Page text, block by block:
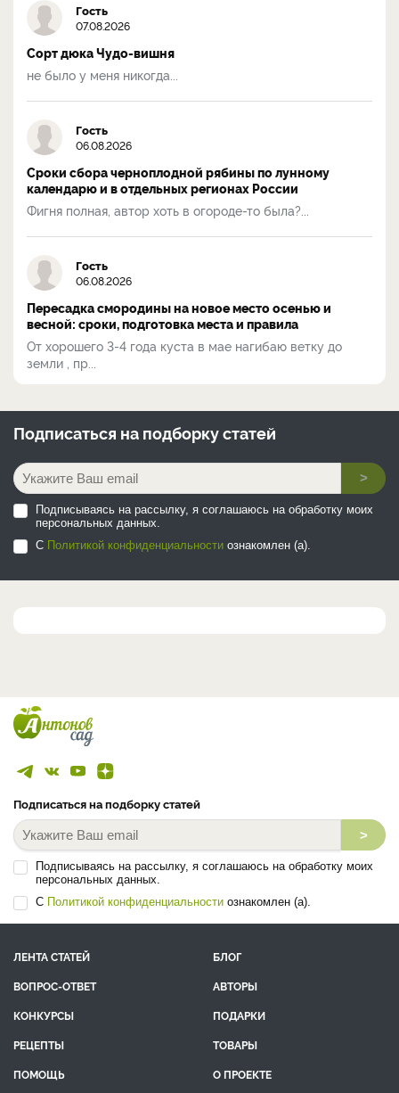
Гость
07.08.2026
Сорт дюка Чудо-вишня
не было у меня никогда...
Гость
06.08.2026
Сроки сбора черноплодной рябины по лунному
календарю и в отдельных регионах России
Фигня полная, автор хоть в огороде-то была?...
Гость
06.08.2026
Пересадка смородины на новое место осенью и
весной: сроки, подготовка места и правила
От хорошего 3-4 года куста в мае нагибаю ветку до
земли , пр...
Подписаться на подборку статей
>
Подписываясь на рассылку, я соглашаюсь на обработку моих
персональных данных.
С Политикой конфиденциальности ознакомлен (а).
Подписаться на подборку статей
>
Подписываясь на рассылку, я соглашаюсь на обработку моих
персональных данных.
С Политикой конфиденциальности ознакомлен (а).
ЛЕНТА СТАТЕЙ
БЛОГ
ВОПРОС-ОТВЕТ
АВТОРЫ
КОНКУРСЫ
ПОДАРКИ
РЕЦЕПТЫ
ТОВАРЫ
ПОМОЩЬ
О ПРОЕКТЕ